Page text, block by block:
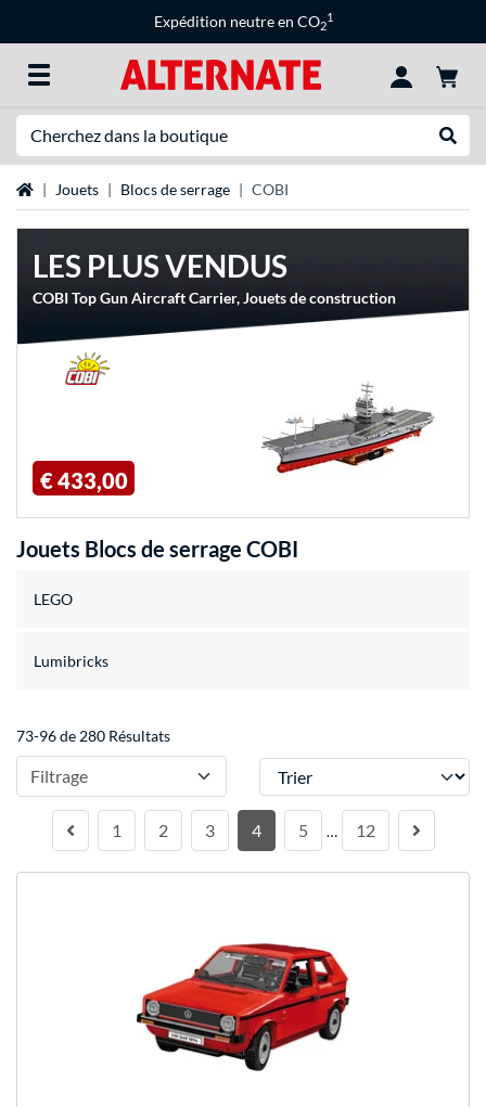
Expédition neutre en CO2
1
Page d'accueil
Jouets Blocs de serrage COBI
LES PLUS VENDUS
COBI Top Gun Aircraft Carrier, Jouets de construction
€ 433,00
Jouets Blocs de serrage COBI
LEGO
Lumibricks
73-96 de 280 Résultats
Filtrage Trier
1 2 3 4 5 … 12